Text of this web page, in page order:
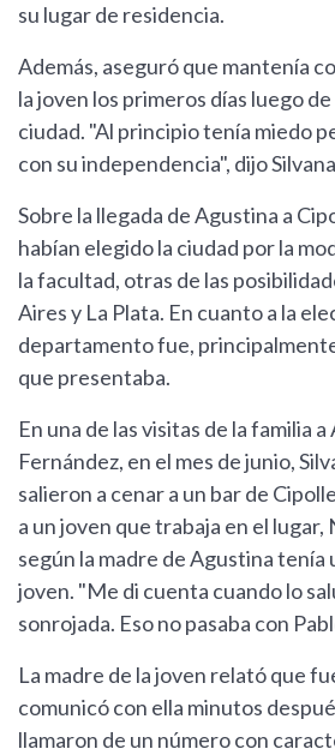
su lugar de residencia.
Además, aseguró que mantenía
la joven los primeros días luego de
ciudad. "Al principio tenía miedo
con su independencia", dijo
Sobre la llegada de Agustina a
habían elegido la ciudad por la
la facultad, otras de las
Aires y La Plata. En cuanto a la
departamento fue,
que presentaba.
En una de las visitas de la familia
Fernández, en el mes de junio,
salieron a cenar a un bar de
a un joven que trabaja en el lugar,
según la madre de Agustina tenía
joven. "Me di cuenta cuando lo
sonrojada. Eso no pasaba con
La madre de la joven relató que
comunicó con ella minutos
llamaron de un número con